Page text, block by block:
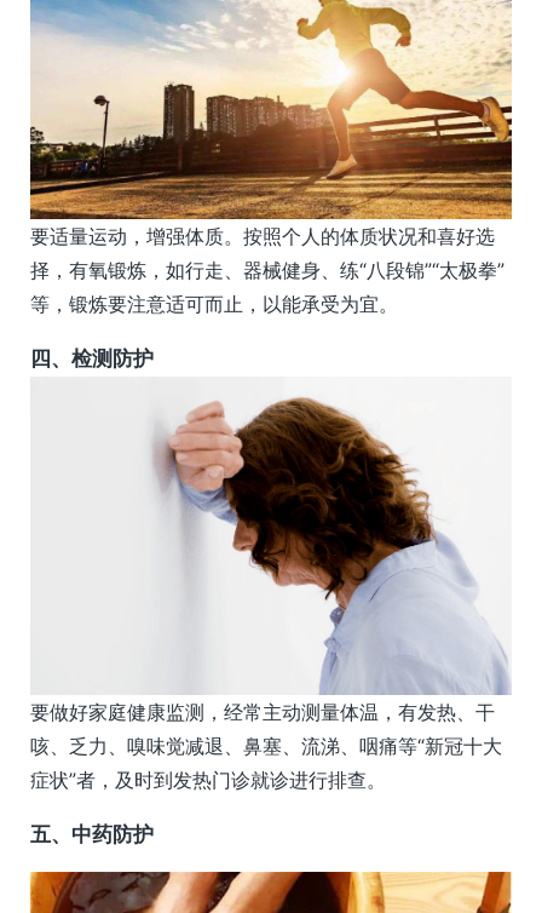
要适量运动，增强体质。按照个人的体质状况和喜好选
择，有氧锻炼，如行走、器械健身、练“八段锦”“太极拳”
等，锻炼要注意适可而止，以能承受为宜。
四、检测防护
要做好家庭健康监测，经常主动测量体温，有发热、干
咳、乏力、嗅味觉减退、鼻塞、流涕、咽痛等“新冠十大
症状”者，及时到发热门诊就诊进行排查。
五、 中药防护